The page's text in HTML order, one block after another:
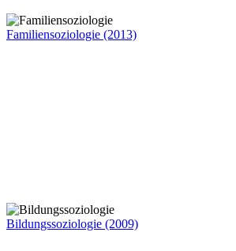
Familiensoziologie (2013)
Bildungssoziologie (2009)